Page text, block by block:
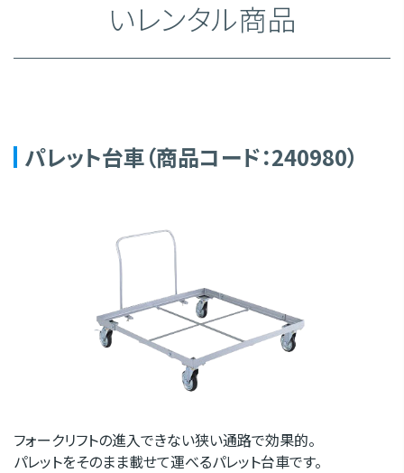
いレンタル商品
パレット台車（商品コード：240980）
フォークリフトの進入できない狭い通路で効果的。
パレットをそのまま載せて運べるパレット台車です。